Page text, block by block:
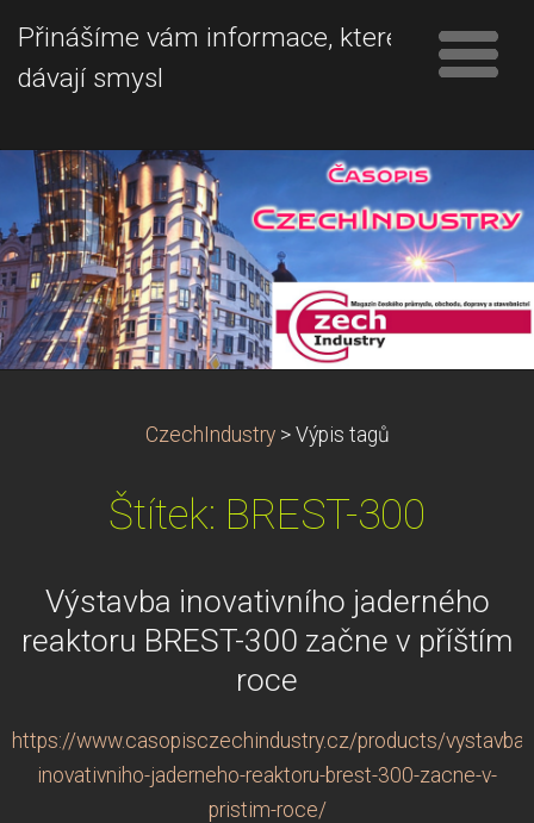
Přinášíme vám informace, které
dávají smysl
CzechIndustry > Výpis tagů
Štítek: BREST-300
Výstavba inovativního jaderného
reaktoru BREST-300 začne v příštím
roce
https://www.casopisczechindustry.cz/products/vystavba-
inovativniho-jaderneho-reaktoru-brest-300-zacne-v-
pristim-roce/